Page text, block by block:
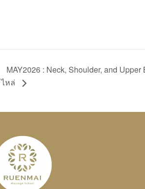
MAY2026 : Neck, Shoulder, and
ไหล่